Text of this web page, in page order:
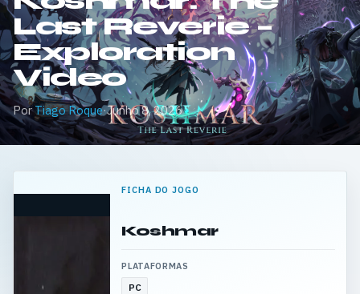
Last Reverie –
Exploration
Video
PorTiago Roque·Junho 8, 2026
FICHA DO JOGO
Koshmar
PLATAFORMAS
PC